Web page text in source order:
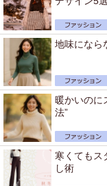
地味になら
暖かいのに
法”
寒くてもス
し術